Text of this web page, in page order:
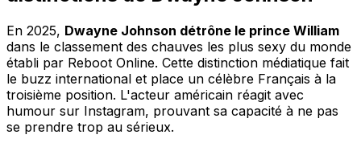
En 2025, Dwayne Johnson détrône le prince William
dans le classement des chauves les plus sexy du monde
établi par Reboot Online. Cette distinction médiatique fait
le buzz international et place un célèbre Français à la
troisième position. L'acteur américain réagit avec
humour sur Instagram, prouvant sa capacité à ne pas
se prendre trop au sérieux.